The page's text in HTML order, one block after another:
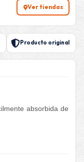
Ver tiendas
Producto original
absorbida de